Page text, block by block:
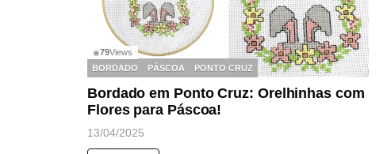
◉79Views
BORDADO
PÁSCOA PONTO CRUZ
Bordado em Ponto Cruz: Orelhinhas com
Flores para Páscoa!
13/04/2025